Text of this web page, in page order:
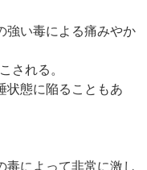
い毒による痛みやか
れる。
態に陥ることもあ
によって非常に激し